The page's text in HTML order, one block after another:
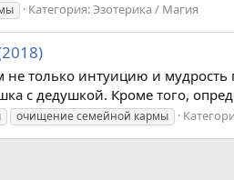
Категория:Эзотерика / Магия
только интуицию и
с дедушкой. Кроме того,
очищение семейной кармы